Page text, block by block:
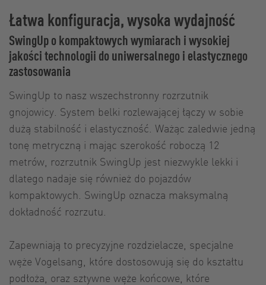
Łatwa konfiguracja, wysoka wydajność
SwingUp o kompaktowych wymiarach i wysokiej
jakości technologii do uniwersalnego i elastycznego
zastosowania
SwingUp to nasz wszechstronny rozrzutnik
gnojowicy. System belki rozlewającej łączy w sobie
dużą stabilność i elastyczność. Ważąc zaledwie jedną
tonę metryczną i mając szerokość roboczą 12
metrów, rozrzutnik SwingUp jest niezwykle lekki i
dlatego nadaje się również do pojazdów
kompaktowych. SwingUp oznacza maksymalną
dokładność rozrzutu.
Zapewniają to precyzyjne rozdzielacze, specjalne
węże Vogelsang, które dostosowują się do kształtu
podłoża, oraz sztywne węże końcowe, które